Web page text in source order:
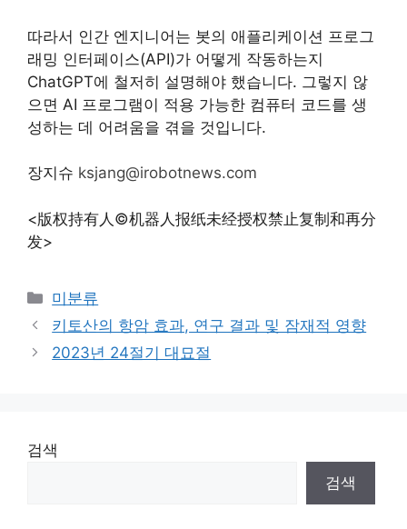
따라서 인간 엔지니어는 봇의 애플리케이션 프로그
래밍 인터페이스(API)가 어떻게 작동하는지
ChatGPT에 철저히 설명해야 했습니다. 그렇지 않
으면 AI 프로그램이 적용 가능한 컴퓨터 코드를 생
성하는 데 어려움을 겪을 것입니다.
장지슈 ksjang@irobotnews.com
<版权持有人©机器人报纸未经授权禁止复制和再分
发>
Categories
미분류
키토산의 항암 효과, 연구 결과 및 잠재적 영향
2023년 24절기 대묘절
검색
검색